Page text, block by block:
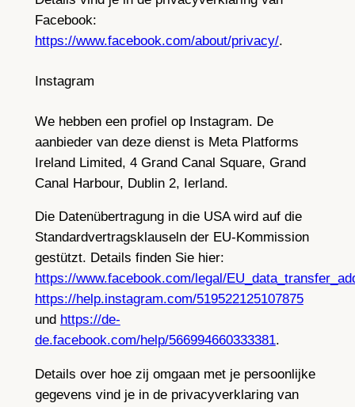
Facebook:
https://www.facebook.com/about/privacy/.
Instagram
We hebben een profiel op Instagram. De
aanbieder van deze dienst is Meta Platforms
Ireland Limited, 4 Grand Canal Square, Grand
Canal Harbour, Dublin 2, Ierland.
Die Datenübertragung in die USA wird auf die
Standardvertragsklauseln der EU-Kommission
gestützt. Details finden Sie hier:
https://www.facebook.com/legal/
https://help.instagram.com/519522125107875
und https://de-
de.facebook.com/help/566994660333381.
Details over hoe zij omgaan met je persoonlijke
gegevens vind je in de privacyverklaring van